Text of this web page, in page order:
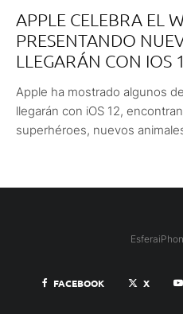
APPLE CELEBRA EL
PRESENTANDO
LLEGARÁN CON IOS
Apple ha mostrado algunos
llegarán con iOS 12,
superhéroes, nuevos
FACEBOOK X